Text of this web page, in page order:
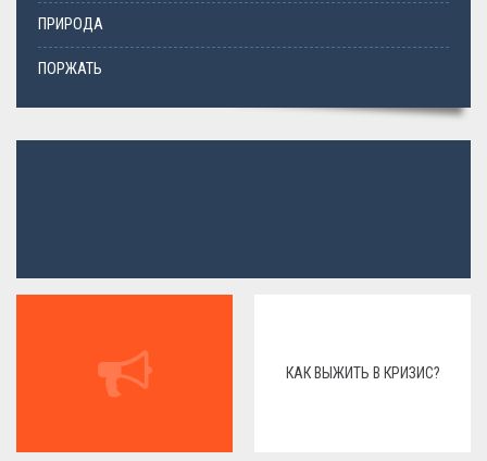
ПРИРОДА
ПОРЖАТЬ
КАК ВЫЖИТЬ В КРИЗИС?